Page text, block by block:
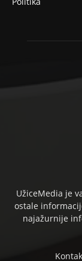
UžiceMedia je
ostale
najažurnije